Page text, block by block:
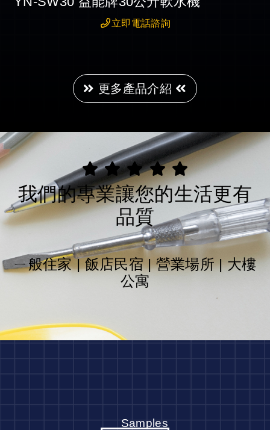
立即電話諮詢
更多產品介紹
我們的專業讓您的生活更有
品質
ㄧ般住家 | 飯店民宿 | 營業場所 | 大樓
公寓
Samples